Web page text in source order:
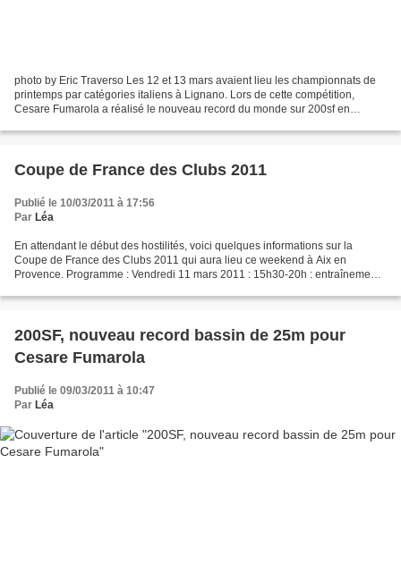
photo by Eric Traverso Les 12 et 13 mars avaient lieu les championnats de
printemps par catégories italiens à Lignano. Lors de cette compétition,
Cesare Fumarola a réalisé le nouveau record du monde sur 200sf en
Coupe de France des Clubs 2011
Publié le 10/03/2011 à 17:56
Par Léa
En attendant le début des hostilités, voici quelques informations sur la
Coupe de France des Clubs 2011 qui aura lieu ce weekend à Aix en
Provence. Programme : Vendredi 11 mars 2011 : 15h30-20h : entraînement.
200SF, nouveau record bassin de 25m pour
Cesare Fumarola
Publié le 09/03/2011 à 10:47
Par Léa